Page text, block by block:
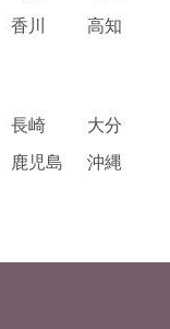
香川
高知
長崎
大分
鹿児島 沖縄